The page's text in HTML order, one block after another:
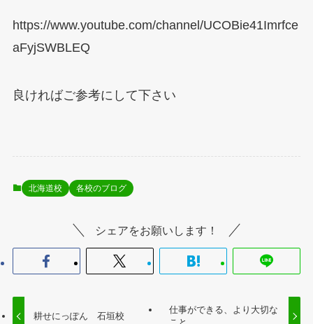
https://www.youtube.com/channel/UCOBie41Imrfce
aFyjSWBLEQ
良ければご参考にして下さい
北海道校 各校のブログ
シェアをお願いします！
耕せにっぽん 石垣校
仕事ができる、より大切な